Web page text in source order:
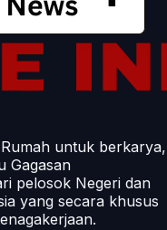
untuk berkarya,
Gagasan
pelosok Negeri dan
yang secara khusus